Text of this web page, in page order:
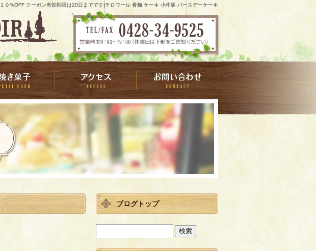
１０%OFF クーポン有効期限は20日までです|テロワール 青梅 ケーキ 小作駅 バースデーケーキ
ブログトップ